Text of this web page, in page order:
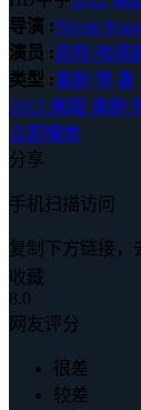
导演 :Nicole
演员 :凯特·哈德
类型 :喜剧 情 喜
2012·美国 ·喜剧
立即播放
分享
手机扫描访问
复制下方链接，
收藏
8.0
网友评分
很差
较差